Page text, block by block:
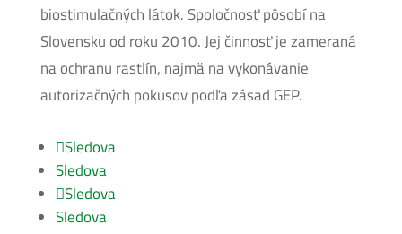
biostimulačných látok. Spoločnosť pôsobí na
Slovensku od roku 2010. Jej činnosť je zameraná
na ochranu rastlín, najmä na vykonávanie
autorizačných pokusov podľa zásad GEP.
Sledova
Sledova
Sledova
Sledova